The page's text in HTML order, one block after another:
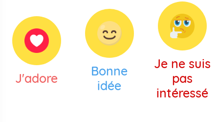
J'adore
Bonne
idée
Je ne suis
pas
intéressé